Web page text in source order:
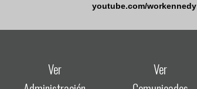
youtube.com/workennedy
Ver
Ver